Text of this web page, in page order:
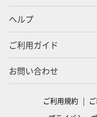
ヘルプ
ご利用ガイド
お問い合わせ
ご利用規約